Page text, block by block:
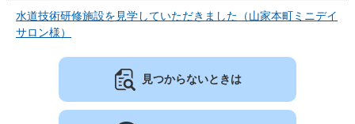
水道技術研修施設を見学していただきました（山家本町ミニデイ
サロン様）
見つからないときは